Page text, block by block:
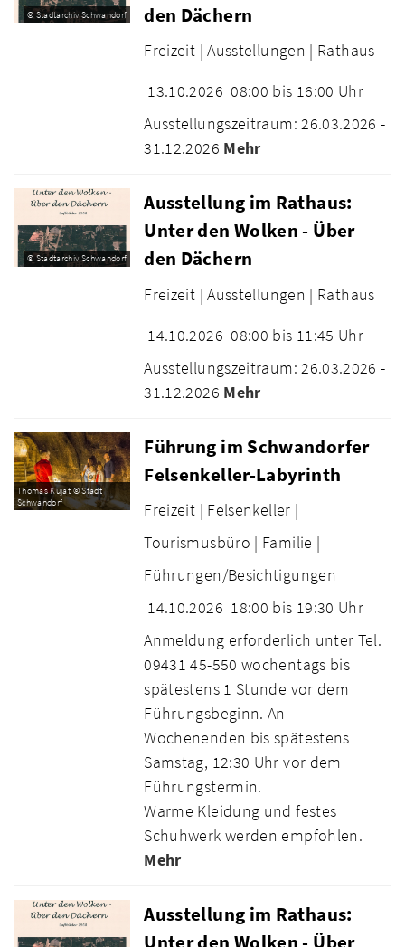
© Stadtarchiv Schwandorf
den Dächern
Freizeit | Ausstellungen | Rathaus
13.10.2026 08:00 bis 16:00 Uhr
Ausstellungszeitraum: 26.03.2026 -
31.12.2026 Mehr
© Stadtarchiv Schwandorf
Ausstellung im Rathaus:
Unter den Wolken - Über
den Dächern
Freizeit | Ausstellungen | Rathaus
14.10.2026 08:00 bis 11:45 Uhr
Ausstellungszeitraum: 26.03.2026 -
31.12.2026 Mehr
Thomas Kujat © Stadt
Schwandorf
Führung im Schwandorfer
Felsenkeller-Labyrinth
Freizeit | Felsenkeller |
Tourismusbüro | Familie |
Führungen/Besichtigungen
14.10.2026 18:00 bis 19:30 Uhr
Anmeldung erforderlich unter Tel.
09431 45-550 wochentags bis
spätestens 1 Stunde vor dem
Führungsbeginn. An
Wochenenden bis spätestens
Samstag, 12:30 Uhr vor dem
Führungstermin.
Warme Kleidung und festes
Schuhwerk werden empfohlen.
Mehr
Ausstellung im Rathaus: